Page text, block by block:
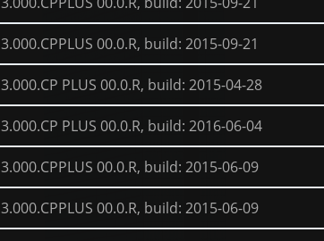
3.000.CPPLUS 00.0.R, build: 2015-09-21
3.000.CP PLUS 00.0.R, build: 2015-04-28
3.000.CP PLUS 00.0.R, build: 2016-06-04
3.000.CPPLUS 00.0.R, build: 2015-06-09
3.000.CPPLUS 00.0.R, build: 2015-06-09